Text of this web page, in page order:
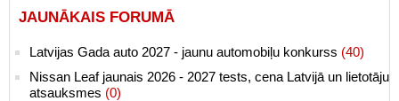
JAUNĀKAIS FORUMĀ
Latvijas Gada auto 2027 - jaunu automobiļu konkurss (40)
Nissan Leaf jaunais 2026 - 2027 tests, cena Latvijā un lietotāju
atsauksmes (0)